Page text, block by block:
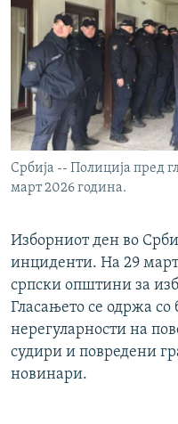
Србија -- Полиција пред
март 2026 година.
Изборниот ден во
инциденти. На 29 март
српски општини за
Гласањето се одржа со
нерегуларности на
судири и повредени
новинари.